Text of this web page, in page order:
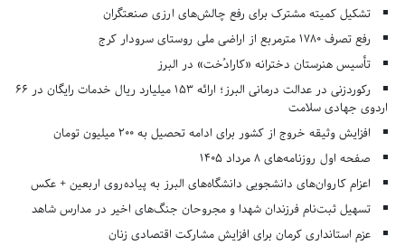
تشکیل کمیته مشترک برای رفع چالش‌های ارزی صنعتگران
رفع تصرف ۱۷۸۰ مترمربع از اراضی ملی روستای سرودار کرج
تأسیس هنرستان دخترانه «کارادُخت» در البرز
رکوردزنی در عدالت درمانی البرز؛ ارائه ۱۵۳ میلیارد ریال خدمات رایگان در ۶۶
اردوی جهادی سلامت
افزایش وثیقه خروج از کشور برای ادامه تحصیل به ۲۰۰ میلیون تومان
صفحه اول روزنامه‌های 8 مرداد 1405
اعزام کاروان‌های دانشجویی دانشگاه‌های البرز به پیاده‌روی اربعین + عکس
تسهیل ثبت‌نام فرزندان شهدا و مجروحان جنگ‌های اخیر در مدارس شاهد
عزم استانداری کرمان برای افزایش مشارکت اقتصادی زنان